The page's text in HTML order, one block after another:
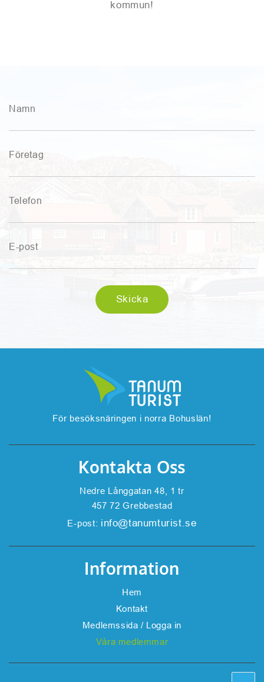
kommun!
Namn
Företag
Telefon
E-post
För besöksnäringen i norra Bohuslän!
Kontakta Oss
Nedre Långgatan 48, 1 tr
457 72 Grebbestad
E-post: info@tanumturist.se
Information
Hem
Kontakt
Medlemssida / Logga in
Våra medlemmar